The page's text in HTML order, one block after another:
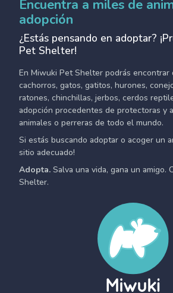
Encuentra a miles de
adopción
¿Estás pensando en adoptar?
Pet Shelter!
En Miwuki Pet Shelter podrás encontrar
cachorros, gatos, gatitos, hurones,
ratones, chinchillas, jerbos, cerdos
adopción procedentes de protectoras y
animales o perreras de todo el mundo.
Si estás buscando adoptar o acoger un
sitio adecuado!
Adopta. Salva una vida, gana un amigo.
Shelter.